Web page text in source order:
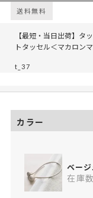
送料無料
【最短・当日出荷】タ
トタッセル＜マカロン
t_37
カラー
ベージ
在庫数